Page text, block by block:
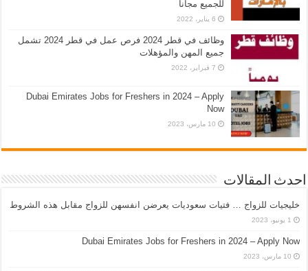
للجميع مجانا
6 يناير، 2022
وظائف في قطر 2024 فرص عمل في قطر 2024 تشمل
جميع المهن والمؤهلات
7 فبراير، 2022
Dubai Emirates Jobs for Freshers in 2024 – Apply
Now
10 مارس، 2023
احدث المقالات
خليجيات للزواج … فتيات سعوديات يعرضن انفسهن للزواج مقابل هذه الشروط
1 يونيو، 2023
Dubai Emirates Jobs for Freshers in 2024 – Apply Now
10 مارس، 2023